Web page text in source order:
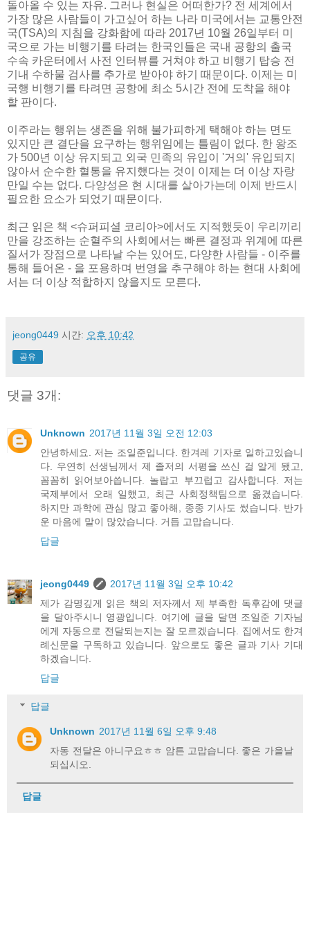
돌아올 수 있는 자유. 그러나 현실은 어떠한가? 전 세계에서
가장 많은 사람들이 가고싶어 하는 나라 미국에서는 교통안전
국(TSA)의 지침을 강화함에 따라 2017년 10월 26일부터 미
국으로 가는 비행기를 타려는 한국인들은 국내 공항의 출국
수속 카운터에서 사전 인터뷰를 거쳐야 하고 비행기 탑승 전
기내 수하물 검사를 추가로 받아야 하기 때문이다. 이제는 미
국행 비행기를 타려면 공항에 최소 5시간 전에 도착을 해야
할 판이다.
이주라는 행위는 생존을 위해 불가피하게 택해야 하는 면도
있지만 큰 결단을 요구하는 행위임에는 틀림이 없다. 한 왕조
가 500년 이상 유지되고 외국 민족의 유입이 '거의' 유입되지
않아서 순수한 혈통을 유지했다는 것이 이제는 더 이상 자랑
만일 수는 없다. 다양성은 현 시대를 살아가는데 이제 반드시
필요한 요소가 되었기 때문이다.
최근 읽은 책 <슈퍼피셜 코리아>에서도 지적했듯이 우리끼리
만을 강조하는 순혈주의 사회에서는 빠른 결정과 위계에 따른
질서가 장점으로 나타날 수는 있어도, 다양한 사람들 - 이주를
통해 들어온 - 을 포용하며 번영을 추구해야 하는 현대 사회에
서는 더 이상 적합하지 않을지도 모른다.
jeong0449 시간: 오후 10:42
공유
댓글 3개:
Unknown 2017년 11월 3일 오전 12:03
안녕하세요. 저는 조일준입니다. 한겨레 기자로 일하고있습니
다. 우연히 선생님께서 제 졸저의 서평을 쓰신 걸 알게 됐고,
꼼꼼히 읽어보아씁니다. 놀랍고 부끄럽고 감사합니다. 저는
국제부에서 오래 일했고, 최근 사회정책팀으로 옮겼습니다.
하지만 과학에 관심 많고 좋아해, 종종 기사도 썼습니다. 반가
운 마음에 말이 많았습니다. 거듭 고맙습니다.
답글
jeong0449
2017년 11월 3일 오후 10:42
제가 감명깊게 읽은 책의 저자께서 제 부족한 독후감에 댓글
을 달아주시니 영광입니다. 여기에 글을 달면 조일준 기자님
에게 자동으로 전달되는지는 잘 모르겠습니다. 집에서도 한겨
례신문을 구독하고 있습니다. 앞으로도 좋은 글과 기사 기대
하겠습니다.
답글
답글
Unknown 2017년 11월 6일 오후 9:48
자동 전달은 아니구요ㅎㅎ 암튼 고맙습니다. 좋은 가을날
되십시오.
답글